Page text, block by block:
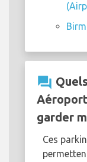
question_answer
garder
Ces